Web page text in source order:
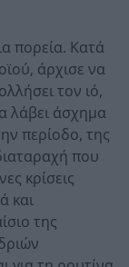
πορεία. Κατά
άρχισε να
τον ιό,
λάβει άσχημα
περίοδο, της
που
κρίσεις
και
της